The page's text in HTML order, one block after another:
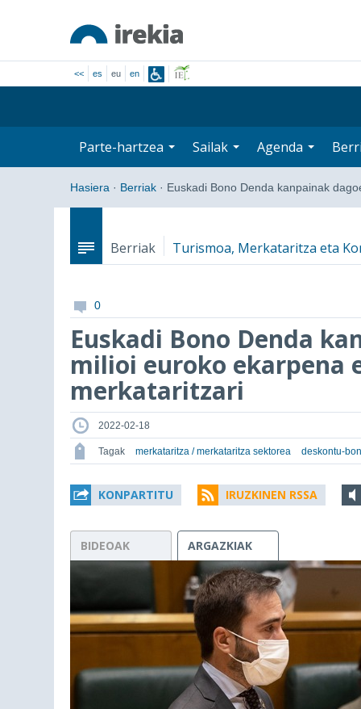
<< es eu en
Parte-hartzea Sailak Agenda
Hasiera · Berriak · Euskadi Bono Denda kanpainak
Berriak Turismoa, Merkataritza eta
0
Euskadi Bono Denda
milioi euroko ekarpena
merkataritzari
2022-02-18
Tagak merkataritza / merkataritza sektorea deskontu-
KONPARTITU IRUZKINEN RSSA
BIDEOAK ARGAZKIAK